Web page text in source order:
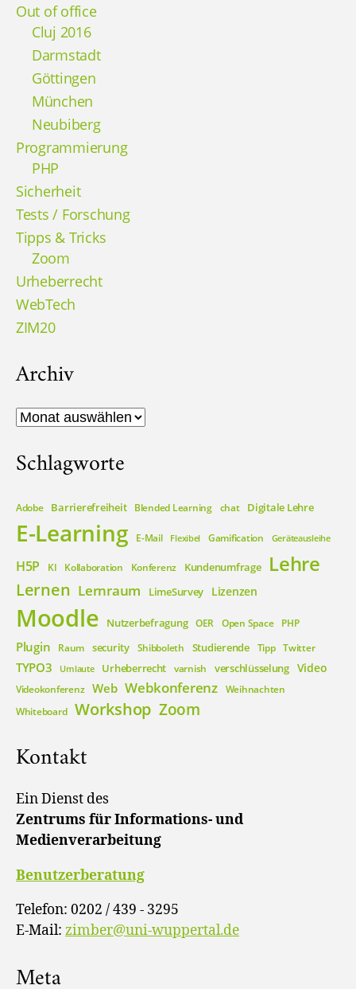
Out of office
Cluj 2016
Darmstadt
Göttingen
München
Neubiberg
Programmierung
PHP
Sicherheit
Tests / Forschung
Tipps & Tricks
Zoom
Urheberrecht
WebTech
ZIM20
Archiv
Archiv
Schlagworte
Adobe Barrierefreiheit Blended Learning chat Digitale Lehre
E-Learning E-Mail Flexibel Gamification Geräteausleihe
H5P KI Kollaboration Konferenz Kundenumfrage Lehre
Lernen Lernraum LimeSurvey Lizenzen
Moodle Nutzerbefragung OER Open Space PHP
Plugin Raum security Shibboleth Studierende Tipp Twitter
TYPO3 Umlaute Urheberrecht varnish verschlüsselung Video
Videokonferenz Web Webkonferenz Weihnachten
Whiteboard Workshop Zoom
Kontakt
Ein Dienst des
Zentrums für Informations- und
Medienverarbeitung
Benutzerberatung
Telefon: 0202 / 439 - 3295
E-Mail: zimber@uni-wuppertal.de
Meta